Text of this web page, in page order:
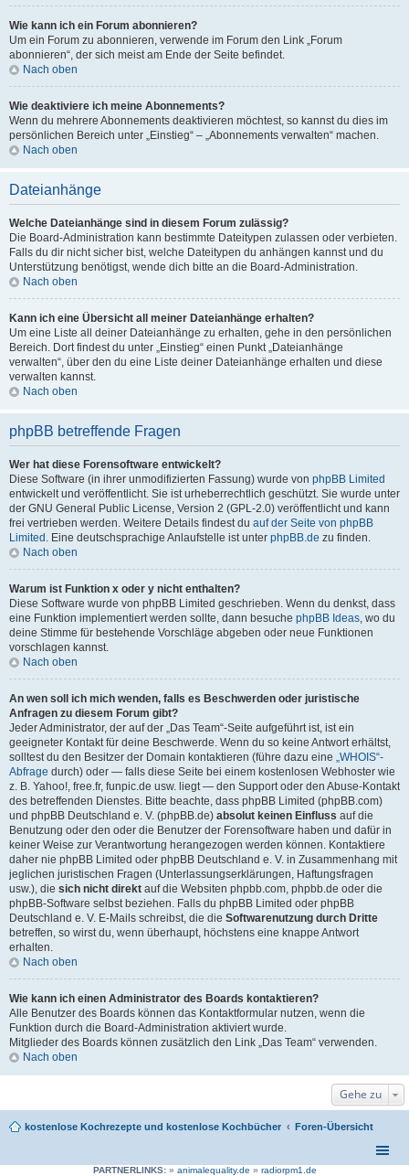
Wie kann ich ein Forum abonnieren?
Um ein Forum zu abonnieren, verwende im Forum den Link „Forum
abonnieren“, der sich meist am Ende der Seite befindet.
Nach oben
Wie deaktiviere ich meine Abonnements?
Wenn du mehrere Abonnements deaktivieren möchtest, so kannst du dies im
persönlichen Bereich unter „Einstieg“ – „Abonnements verwalten“ machen.
Nach oben
Dateianhänge
Welche Dateianhänge sind in diesem Forum zulässig?
Die Board-Administration kann bestimmte Dateitypen zulassen oder verbieten.
Falls du dir nicht sicher bist, welche Dateitypen du anhängen kannst und du
Unterstützung benötigst, wende dich bitte an die Board-Administration.
Nach oben
Kann ich eine Übersicht all meiner Dateianhänge erhalten?
Um eine Liste all deiner Dateianhänge zu erhalten, gehe in den persönlichen
Bereich. Dort findest du unter „Einstieg“ einen Punkt „Dateianhänge
verwalten“, über den du eine Liste deiner Dateianhänge erhalten und diese
verwalten kannst.
Nach oben
phpBB betreffende Fragen
Wer hat diese Forensoftware entwickelt?
Diese Software (in ihrer unmodifizierten Fassung) wurde von phpBB Limited
entwickelt und veröffentlicht. Sie ist urheberrechtlich geschützt. Sie wurde unter
der GNU General Public License, Version 2 (GPL-2.0) veröffentlicht und kann
frei vertrieben werden. Weitere Details findest du auf der Seite von phpBB
Limited . Eine deutschsprachige Anlaufstelle ist unter phpBB.de zu finden.
Nach oben
Warum ist Funktion x oder y nicht enthalten?
Diese Software wurde von phpBB Limited geschrieben. Wenn du denkst, dass
eine Funktion implementiert werden sollte, dann besuche phpBB Ideas, wo du
deine Stimme für bestehende Vorschläge abgeben oder neue Funktionen
vorschlagen kannst.
Nach oben
An wen soll ich mich wenden, falls es Beschwerden oder juristische
Anfragen zu diesem Forum gibt?
Jeder Administrator, der auf der „Das Team“-Seite aufgeführt ist, ist ein
geeigneter Kontakt für deine Beschwerde. Wenn du so keine Antwort erhältst,
solltest du den Besitzer der Domain kontaktieren (führe dazu eine „WHOIS“-
Abfrage durch) oder — falls diese Seite bei einem kostenlosen Webhoster wie
z. B. Yahoo!, free.fr, funpic.de usw. liegt — den Support oder den Abuse-Kontakt
des betreffenden Dienstes. Bitte beachte, dass phpBB Limited (phpBB.com)
und phpBB Deutschland e. V. (phpBB.de) absolut keinen Einfluss auf die
Benutzung oder den oder die Benutzer der Forensoftware haben und dafür in
keiner Weise zur Verantwortung herangezogen werden können. Kontaktiere
daher nie phpBB Limited oder phpBB Deutschland e. V. in Zusammenhang mit
jeglichen juristischen Fragen (Unterlassungserklärungen, Haftungsfragen
usw.), die sich nicht direkt auf die Websiten phpbb.com, phpbb.de oder die
phpBB-Software selbst beziehen. Falls du phpBB Limited oder phpBB
Deutschland e. V. E-Mails schreibst, die die Softwarenutzung durch Dritte
betreffen, so wirst du, wenn überhaupt, höchstens eine knappe Antwort
erhalten.
Nach oben
Wie kann ich einen Administrator des Boards kontaktieren?
Alle Benutzer des Boards können das Kontaktformular nutzen, wenn die
Funktion durch die Board-Administration aktiviert wurde.
Mitglieder des Boards können zusätzlich den Link „Das Team“ verwenden.
Nach oben
Gehe zu
kostenlose Kochrezepte und kostenlose Kochbücher Foren-Übersicht
PARTNERLINKS:» animalequality.de » radiorpm1.de